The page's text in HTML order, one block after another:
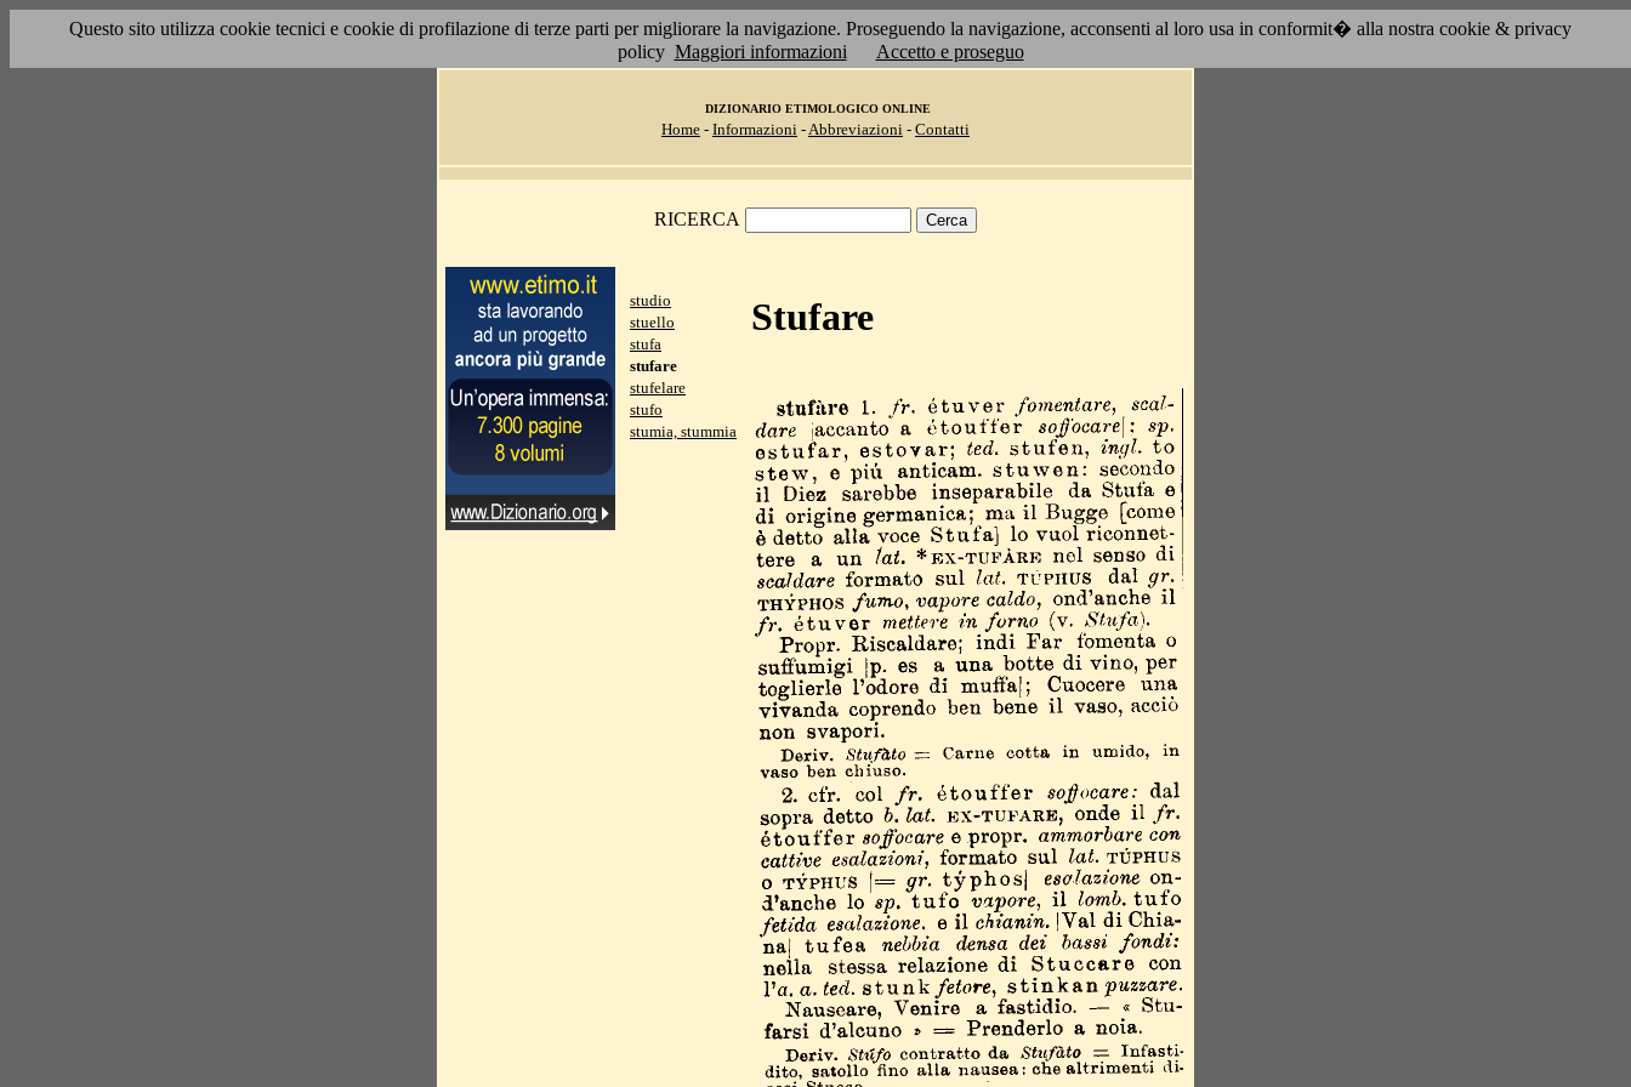
Questo sito utilizza cookie tecnici e cookie di profilazione di terze parti per migliorare la navigazione. Proseguendo la navigazione, acconsenti al loro usa in conformit� alla nostra cookie & privacy
policy Maggiori informazioni Accetto e proseguo
DIZIONARIO ETIMOLOGICO ONLINE
Home - Informazioni -Abbreviazioni - Contatti
RICERCA
studio
stuello
stufa
stufare
stufelare
stufo
stumia, stummia
Stufare